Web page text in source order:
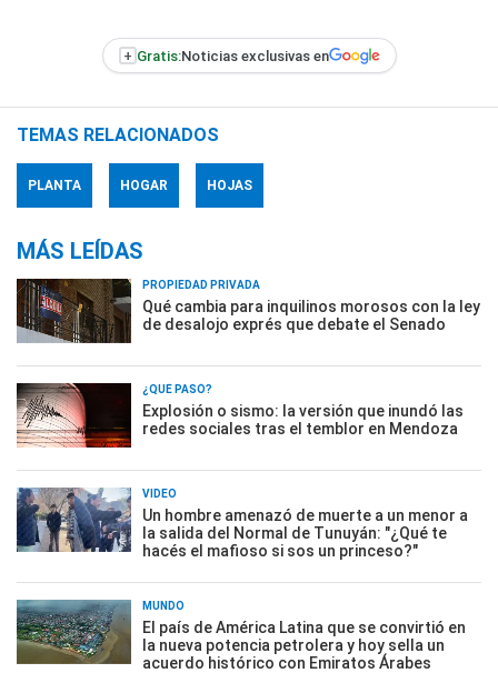
+ Gratis:Noticias exclusivas en
TEMAS RELACIONADOS
PLANTA HOGAR HOJAS
MÁS LEÍDAS
PROPIEDAD PRIVADA
Qué cambia para inquilinos morosos con la ley
de desalojo exprés que debate el Senado
¿QUÉ PASÓ?
Explosión o sismo: la versión que inundó las
redes sociales tras el temblor en Mendoza
VIDEO
Un hombre amenazó de muerte a un menor a
la salida del Normal de Tunuyán: "¿Qué te
hacés el mafioso si sos un princeso?"
MUNDO
El país de América Latina que se convirtió en
la nueva potencia petrolera y hoy sella un
acuerdo histórico con Emiratos Árabes